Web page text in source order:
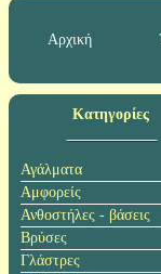
Αρχική
Κατηγορίες
Αγάλματα
Αμφορείς
Ανθοστήλες - βάσεις
Βρύσες
Γλάστρες